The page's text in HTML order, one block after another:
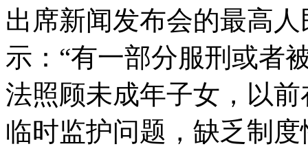
出席新闻发布会的最高
示：“有一部分服刑或者
法照顾未成年子女，以
临时监护问题，缺乏制